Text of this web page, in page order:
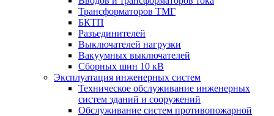
Трансформаторов ТМГ
БКТП
Разъединителей
Выключателей нагрузки
Вакуумных выключателей
Cборных шин 10 кВ
Эксплуатация инженерных систем
Техническое обслуживание инженерных
систем зданий и сооружений
Обслуживание систем противопожарной